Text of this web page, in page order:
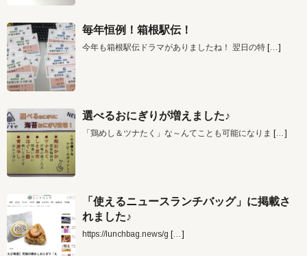
毎年恒例！箱根駅伝！
今年も箱根駅伝ドラマがありましたね！ 翌日の特 […]
選べるおにぎりが増えました♪
「鶏めし＆ツナたく」な～んてことも可能になりま […]
「使えるニュースランチバッグ」に掲載さ
れました♪
https://lunchbag.news/g […]